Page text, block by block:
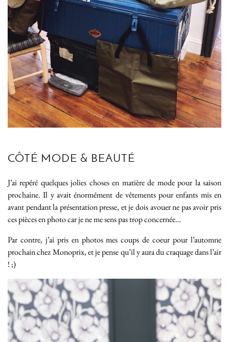
CÔTÉ MODE & BEAUTÉ
J’ai repéré quelques jolies choses en matière de mode pour la saison
prochaine. Il y avait énormément de vêtements pour enfants mis en
avant pendant la présentation presse, et je dois avouer ne pas avoir pris
ces pièces en photo car je ne me sens pas trop concernée…
Par contre, j’ai pris en photos mes coups de coeur pour l’automne
prochain chez Monoprix, et je pense qu’il y aura du craquage dans l’air
! ;)